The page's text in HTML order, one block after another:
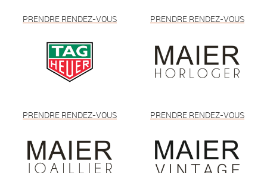
PRENDRE RENDEZ-VOUS PRENDRE RENDEZ-VOUS
PRENDRE RENDEZ-VOUS PRENDRE RENDEZ-VOUS